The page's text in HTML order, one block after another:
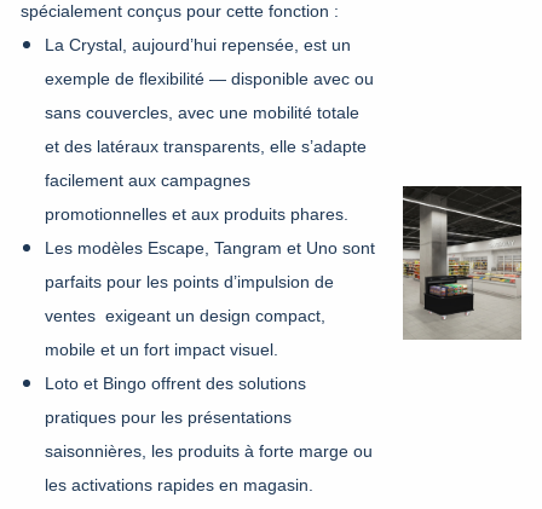
spécialement conçus pour cette fonction :
La Crystal , aujourd’hui repensée, est un
exemple de flexibilité — disponible avec ou
sans couvercles, avec une mobilité totale
et des latéraux transparents, elle s’adapte
facilement aux campagnes
promotionnelles et aux produits phares.
Les modèles Escape Tangram et Uno sont
parfaits pour les points d’impulsion de
ventes exigeant un design compact,
mobile et un fort impact visuel.
Loto et Bingo offrent des solutions
pratiques pour les présentations
saisonnières, les produits à forte marge ou
les activations rapides en magasin.